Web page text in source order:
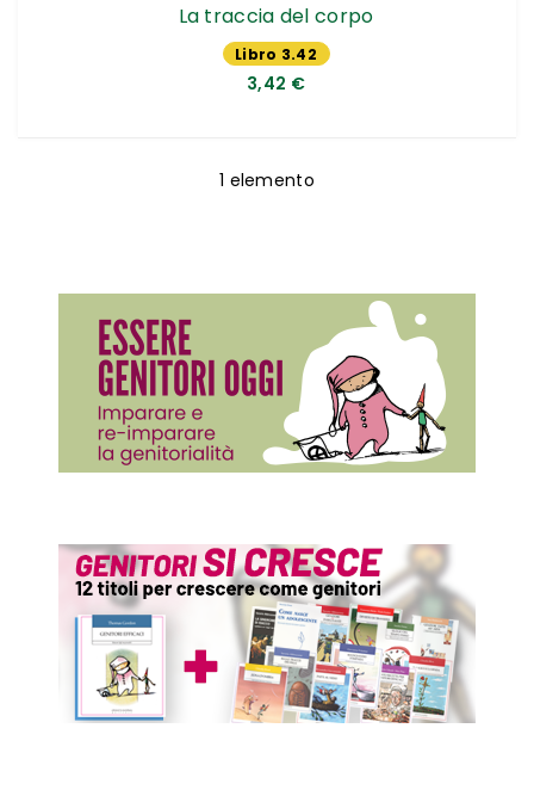
La traccia del corpo
Libro 3.42
€
3,42 €
1 elemento